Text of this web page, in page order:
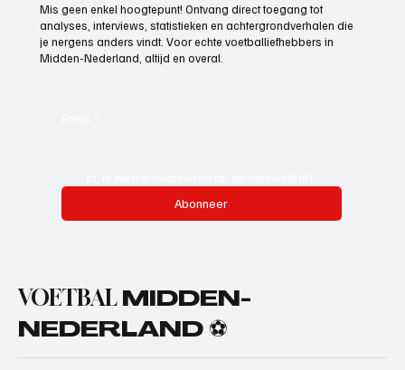
Mis geen enkel hoogtepunt! Ontvang direct toegang tot
analyses, interviews, statistieken en achtergrondverhalen die
je nergens anders vindt. Voor echte voetballiefhebbers in
Midden-Nederland, altijd en overal.
Abonneer
VOETBAL MIDDEN-
NEDERLAND ⚽